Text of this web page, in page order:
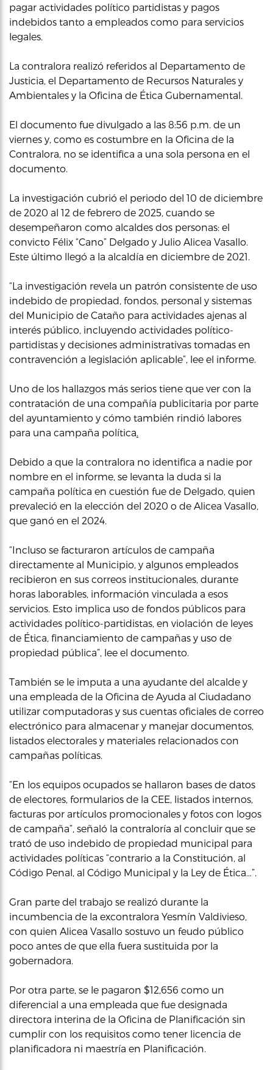
pagar actividades político partidistas y pagos
indebidos tanto a empleados como para servicios
legales.
La contralora realizó referidos al Departamento de
Justicia, el Departamento de Recursos Naturales y
Ambientales y la Oficina de Ética Gubernamental.
El documento fue divulgado a las 8:56 p.m. de un
viernes y, como es costumbre en la Oficina de la
Contralora, no se identifica a una sola persona en el
documento.
La investigación cubrió el periodo del 10 de diciembre
de 2020 al 12 de febrero de 2025, cuando se
desempeñaron como alcaldes dos personas: el
convicto Félix “Cano” Delgado y Julio Alicea Vasallo.
Este último llegó a la alcaldía en diciembre de 2021.
“La investigación revela un patrón consistente de uso
indebido de propiedad, fondos, personal y sistemas
del Municipio de Cataño para actividades ajenas al
interés público, incluyendo actividades político-
partidistas y decisiones administrativas tomadas en
contravención a legislación aplicable”, lee el informe.
Uno de los hallazgos más serios tiene que ver con la
contratación de una compañía publicitaria por parte
del ayuntamiento y cómo también rindió labores
para una campaña política
Debido a que la contralora no identifica a nadie por
nombre en el informe, se levanta la duda si la
campaña política en cuestión fue de Delgado, quien
prevaleció en la elección del 2020 o de Alicea Vasallo,
que ganó en el 2024.
“Incluso se facturaron artículos de campaña
directamente al Municipio, y algunos empleados
recibieron en sus correos institucionales, durante
horas laborables, información vinculada a esos
servicios. Esto implica uso de fondos públicos para
actividades político-partidistas, en violación de leyes
de Ética, financiamiento de campañas y uso de
propiedad pública”, lee el documento.
También se le imputa a una ayudante del alcalde y
una empleada de la Oficina de Ayuda al Ciudadano
utilizar computadoras y sus cuentas oficiales de correo
electrónico para almacenar y manejar documentos,
listados electorales y materiales relacionados con
campañas políticas.
“En los equipos ocupados se hallaron bases de datos
de electores, formularios de la CEE, listados internos,
facturas por artículos promocionales y fotos con logos
de campaña”, señaló la contraloría al concluir que se
trató de uso indebido de propiedad municipal para
actividades políticas “contrario a la Constitución, al
Código Penal, al Código Municipal y la Ley de Ética…”.
Gran parte del trabajo se realizó durante la
incumbencia de la excontralora Yesmín Valdivieso,
con quien Alicea Vasallo sostuvo un feudo público
poco antes de que ella fuera sustituida por la
gobernadora.
Por otra parte, se le pagaron $12,656 como un
diferencial a una empleada que fue designada
directora interina de la Oficina de Planificación sin
cumplir con los requisitos como tener licencia de
planificadora ni maestría en Planificación.